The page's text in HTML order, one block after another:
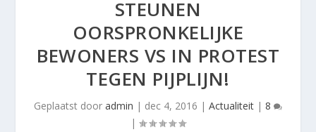
STEUNEN
OORSPRONKELIJKE
BEWONERS VS IN PROTEST
TEGEN PIJPLIJN!
Geplaatst door admin | dec 4, 2016 | Actualiteit | 8
|